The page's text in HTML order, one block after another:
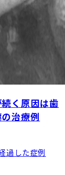
続く原因は歯
治療例